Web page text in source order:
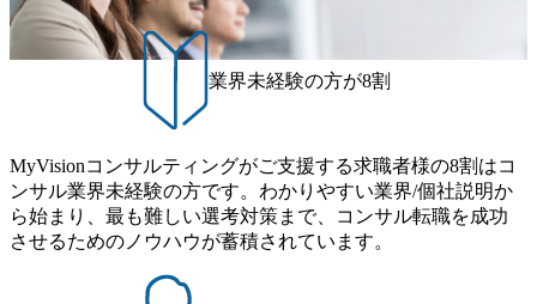
験3年未満の離職率は0％と驚異の定着率を誇る 大手ファー
ムと同水準以上の報酬制度であり、ファーム経験者の場合
は、転職時報酬アップが基本 強く「個人」の成⾧を重視す
るカルチャーであり、昇進に枠もなく、今ならReadyになれ
ば上がれる環境となっている 安定した経営環境の下、コン
できる 豊富な経験を持つコンサル経験者の場合は、自らチ
ームを立ち上げることが可能 裁量をもった営業活動、デリ
バリー活動ができる(スタートアップとの協業、新規ソリュ
ーションの開発 など) シンプレクスの顧客基盤、エンジニ
できる 2026年8月21日(金) 19:30〜21:30 (19:20開場) 2026年8
ラウンドを持つメンバーの働く環境を整えている SDGsの推
進にも積極的で、プロボノ支援等を行っている 部活動も活
発で、多くのクラブが立ち上がっており、さまざまな役
職・所属・組織を超えて社員間のネットワーク形成・交流
の場となっている <u>教育・研修プログラムが非常に充実</
番組があり、新卒紹介、会社の七不思議紹介等、規模が大
きくなっていく中で社員同士のつながりを広げる取り組み
もしている 今後の成長戦略として海外展開を見据えてい
る。足元のグローバル案件割合は10%程度だが、英語が得
ンスも大きい。 代表インタビュー https://note.com/dirbato/n/n0
業界未経験の方が8割
MyVisionコンサルティングがご支援する求職者様の8割はコ
ンサル業界未経験の方です。わかりやすい業界/個社説明か
ら始まり、最も難しい選考対策まで、コンサル転職を成功
させるためのノウハウが蓄積されています。